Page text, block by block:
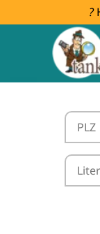
vergleichen